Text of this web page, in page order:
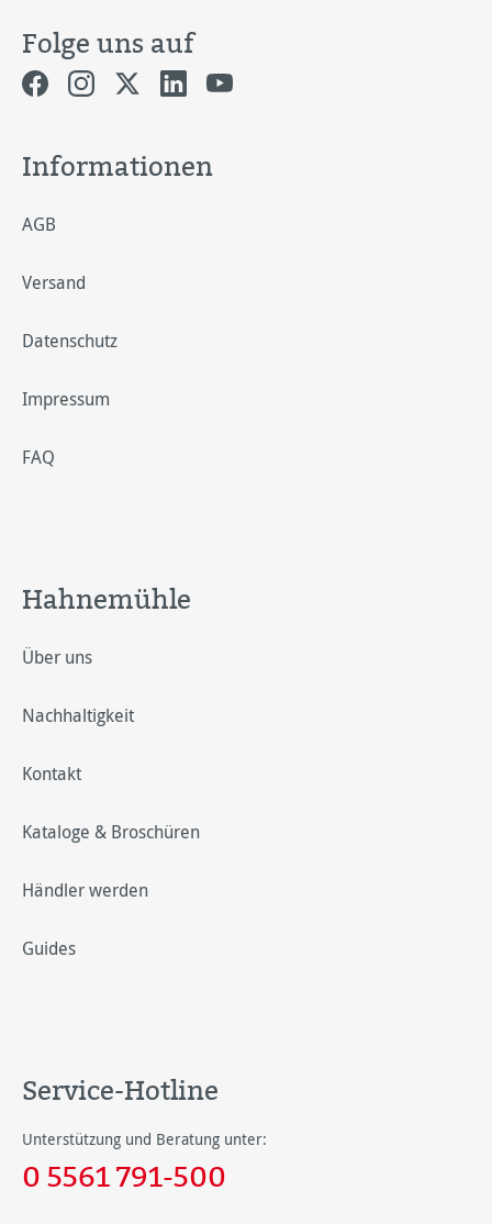
Folge uns auf
Informationen
AGB
Versand
Datenschutz
Impressum
FAQ
Hahnemühle
Über uns
Nachhaltigkeit
Kontakt
Kataloge & Broschüren
Händler werden
Guides
Service-Hotline
Unterstützung und Beratung unter:
0 5561 791-500